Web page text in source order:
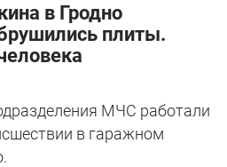
в Гродно
плиты.
МЧС работали
в гаражном